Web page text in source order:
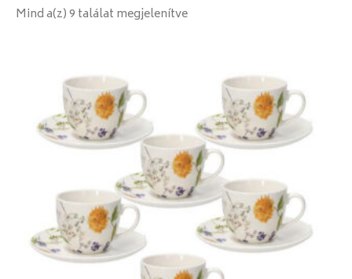
Mind a(z) 9 találat megjelenítve